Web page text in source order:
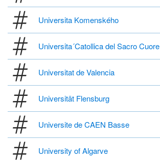
Universita Komenského
Universita´Catollica del Sacro Cuore
Universitat de Valencia
Universität Flensburg
Universite de CAEN Basse
University of Algarve